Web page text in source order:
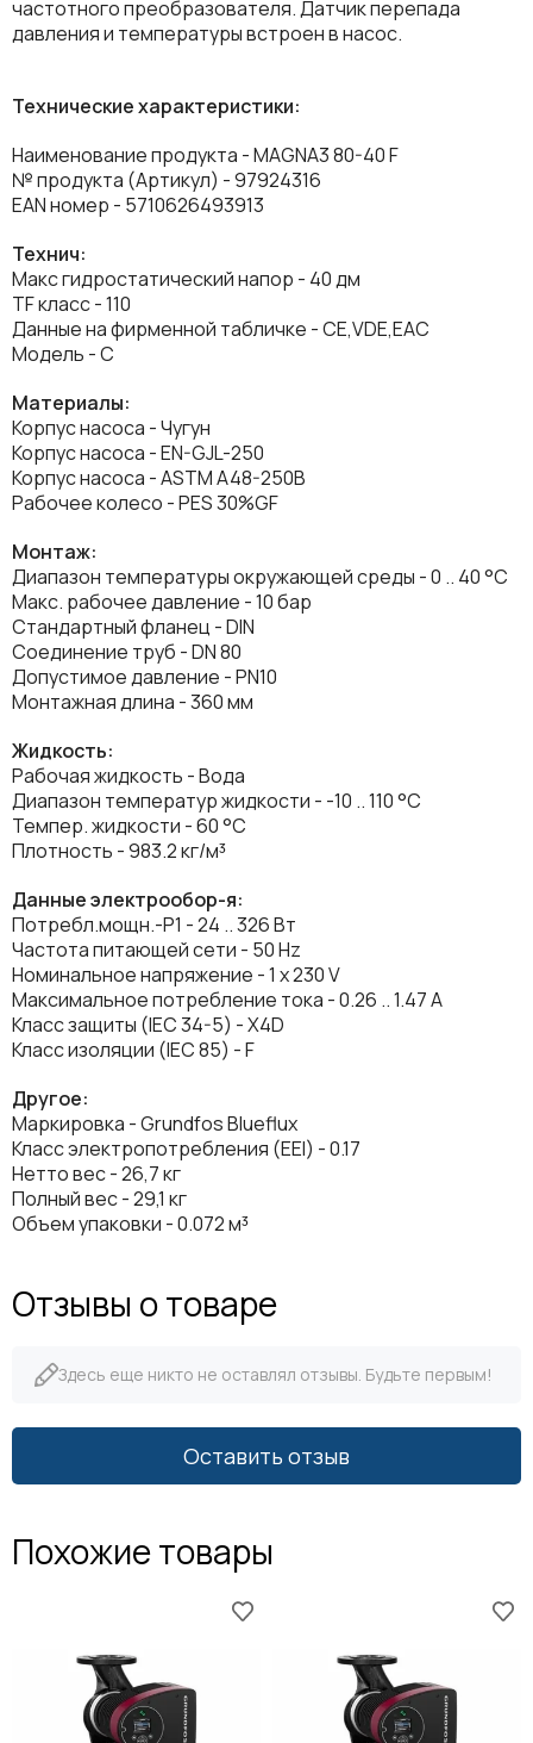
частотного преобразователя. Датчик перепада
давления и температуры встроен в насос.
Технические характеристики:
Наименование продукта - MAGNA3 80-40 F
№ продукта (Артикул) - 97924316
EAN номер - 5710626493913
Технич:
Макс гидростатический напор - 40 дм
TF класс - 110
Данные на фирменной табличке - CE,VDE,EAC
Модель - С
Материалы:
Корпус насоса - Чугун
Корпус насоса - EN-GJL-250
Корпус насоса - ASTM A48-250B
Рабочее колесо - PES 30%GF
Монтаж:
Диапазон температуры окружающей среды - 0 .. 40 °C
Макс. рабочее давление - 10 бар
Стандартный фланец - DIN
Соединение труб - DN 80
Допустимое давление - PN10
Монтажная длина - 360 мм
Жидкость:
Рабочая жидкость - Вода
Диапазон температур жидкости - -10 .. 110 °C
Темпер. жидкости - 60 °C
Плотность - 983.2 кг/м³
Данные электрообор-я:
Потребл.мощн.-P1 - 24 .. 326 Вт
Частота питающей сети - 50 Hz
Номинальное напряжение - 1 x 230 V
Максимальное потребление тока - 0.26 .. 1.47 A
Класс защиты (IEC 34-5) - X4D
Класс изоляции (IEC 85) - F
Другое:
Маркировка - Grundfos Blueflux
Класс электропотребления (EEI) - 0.17
Нетто вес - 26,7 кг
Полный вес - 29,1 кг
Объем упаковки - 0.072 м³
Отзывы о товаре
Здесь еще никто не оставлял отзывы. Будьте первым!
Оставить отзыв
Похожие товары